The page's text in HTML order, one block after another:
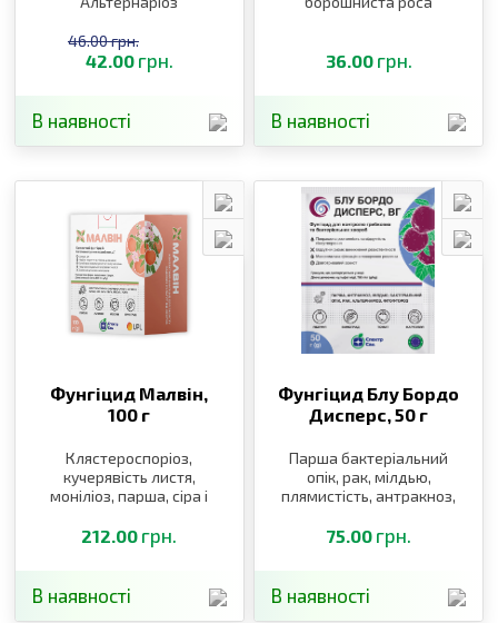
42.00 грн.
46.00 грн.
В наявності
36.00 грн.
В наявності
Фунгіцид Малвін,
100 г
Клястероспоріоз,
кучерявість листя,
моніліоз, парша, сіра і
оїдіум
212.00 грн.
В наявності
Фунгіцид Блу Бордо
Дисперс,50 г
Парша бактеріальний
опік, рак, мілдью,
плямистість, антракноз,
75.00 грн.
В наявності